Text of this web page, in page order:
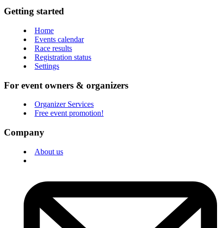
Getting started
Home
Events calendar
Race results
Registration status
Settings
For event owners & organizers
Organizer Services
Free event promotion!
Company
About us